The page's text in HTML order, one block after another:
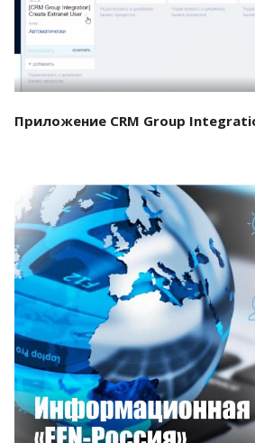
Приложение CRM Group
Смотреть проект